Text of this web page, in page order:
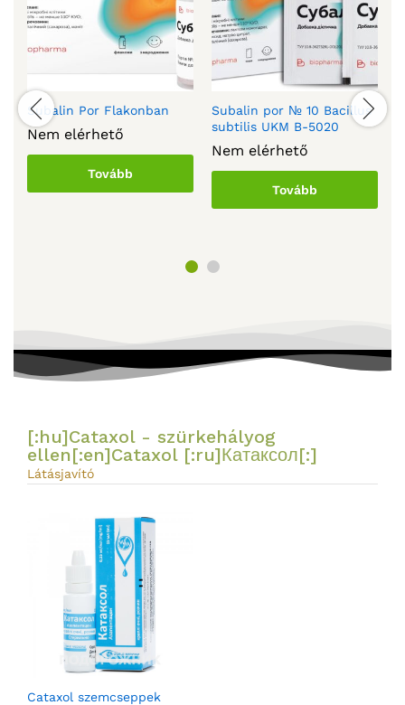
Subalin Por Flakonban
Nem elérhető
Tovább
Subalin por № 10 Bacillus
subtilis UKM B-5020
Nem elérhető
Tovább
[:hu]Cataxol - szürkehályog
ellen[:en]Cataxol [:ru]Катаксол[:]
Látásjavító
Cataxol szemcseppek